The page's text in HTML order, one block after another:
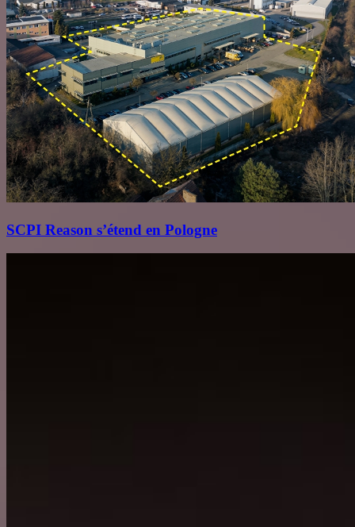
SCPI Reason s’étend en Pologne